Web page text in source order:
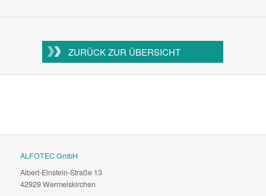
ZURÜCK ZUR ÜBERSICHT
ALFOTEC GmbH
Albert-Einstein-Straße 13
42929 Wermelskirchen